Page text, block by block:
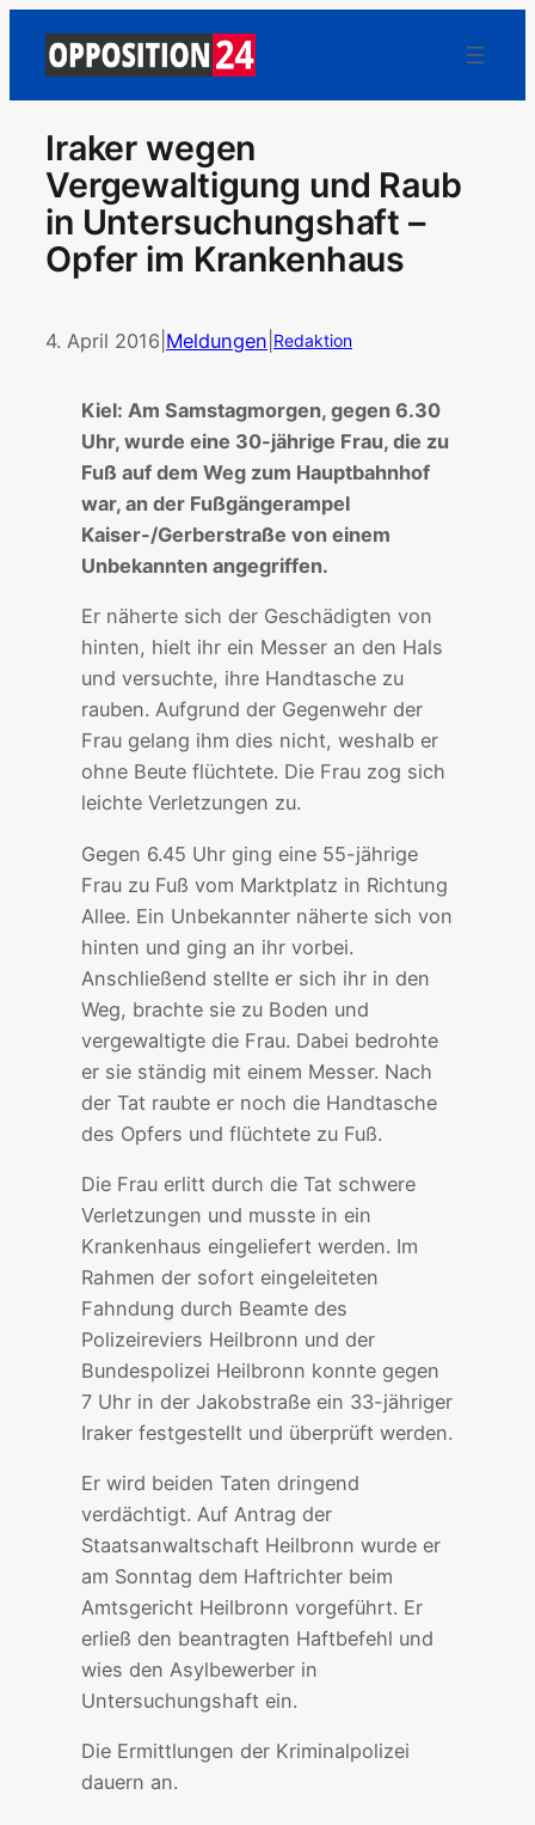
Iraker wegen
Vergewaltigung und Raub
in Untersuchungshaft –
Opfer im Krankenhaus
4. April 2016 Meldungen Redaktion
Kiel: Am Samstagmorgen, gegen 6.30
Uhr, wurde eine 30-jährige Frau, die zu
Fuß auf dem Weg zum Hauptbahnhof
war, an der Fußgängerampel
Kaiser-/Gerberstraße von einem
Unbekannten angegriffen.
Er näherte sich der Geschädigten von
hinten, hielt ihr ein Messer an den Hals
und versuchte, ihre Handtasche zu
rauben. Aufgrund der Gegenwehr der
Frau gelang ihm dies nicht, weshalb er
ohne Beute flüchtete. Die Frau zog sich
leichte Verletzungen zu.
Gegen 6.45 Uhr ging eine 55-jährige
Frau zu Fuß vom Marktplatz in Richtung
Allee. Ein Unbekannter näherte sich von
hinten und ging an ihr vorbei.
Anschließend stellte er sich ihr in den
Weg, brachte sie zu Boden und
vergewaltigte die Frau. Dabei bedrohte
er sie ständig mit einem Messer. Nach
der Tat raubte er noch die Handtasche
des Opfers und flüchtete zu Fuß.
Die Frau erlitt durch die Tat schwere
Verletzungen und musste in ein
Krankenhaus eingeliefert werden. Im
Rahmen der sofort eingeleiteten
Fahndung durch Beamte des
Polizeireviers Heilbronn und der
Bundespolizei Heilbronn konnte gegen
7 Uhr in der Jakobstraße ein 33-jähriger
Iraker festgestellt und überprüft werden.
Er wird beiden Taten dringend
verdächtigt. Auf Antrag der
Staatsanwaltschaft Heilbronn wurde er
am Sonntag dem Haftrichter beim
Amtsgericht Heilbronn vorgeführt. Er
erließ den beantragten Haftbefehl und
wies den Asylbewerber in
Untersuchungshaft ein.
Die Ermittlungen der Kriminalpolizei
dauern an.